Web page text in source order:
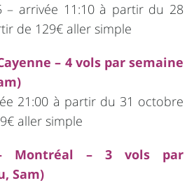
– arrivée 11:10 à partir du 28
de 129€ aller simple
– 4 vols par semaine
21:00 à partir du 31 octobre
aller simple
– Montréal – 3 vols par
Sam)